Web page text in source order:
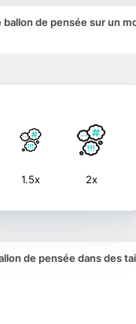
ballon de pensée sur un
1.5x 2x
de pensée dans des